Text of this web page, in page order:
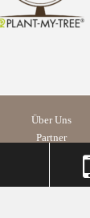
Über Uns
Partner
AGB